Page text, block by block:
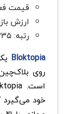
قیمت فعلی:
ارزش بازار: ۱۲۲.۲۳
رتبه: ۳۳۵
Bloktopia
خود